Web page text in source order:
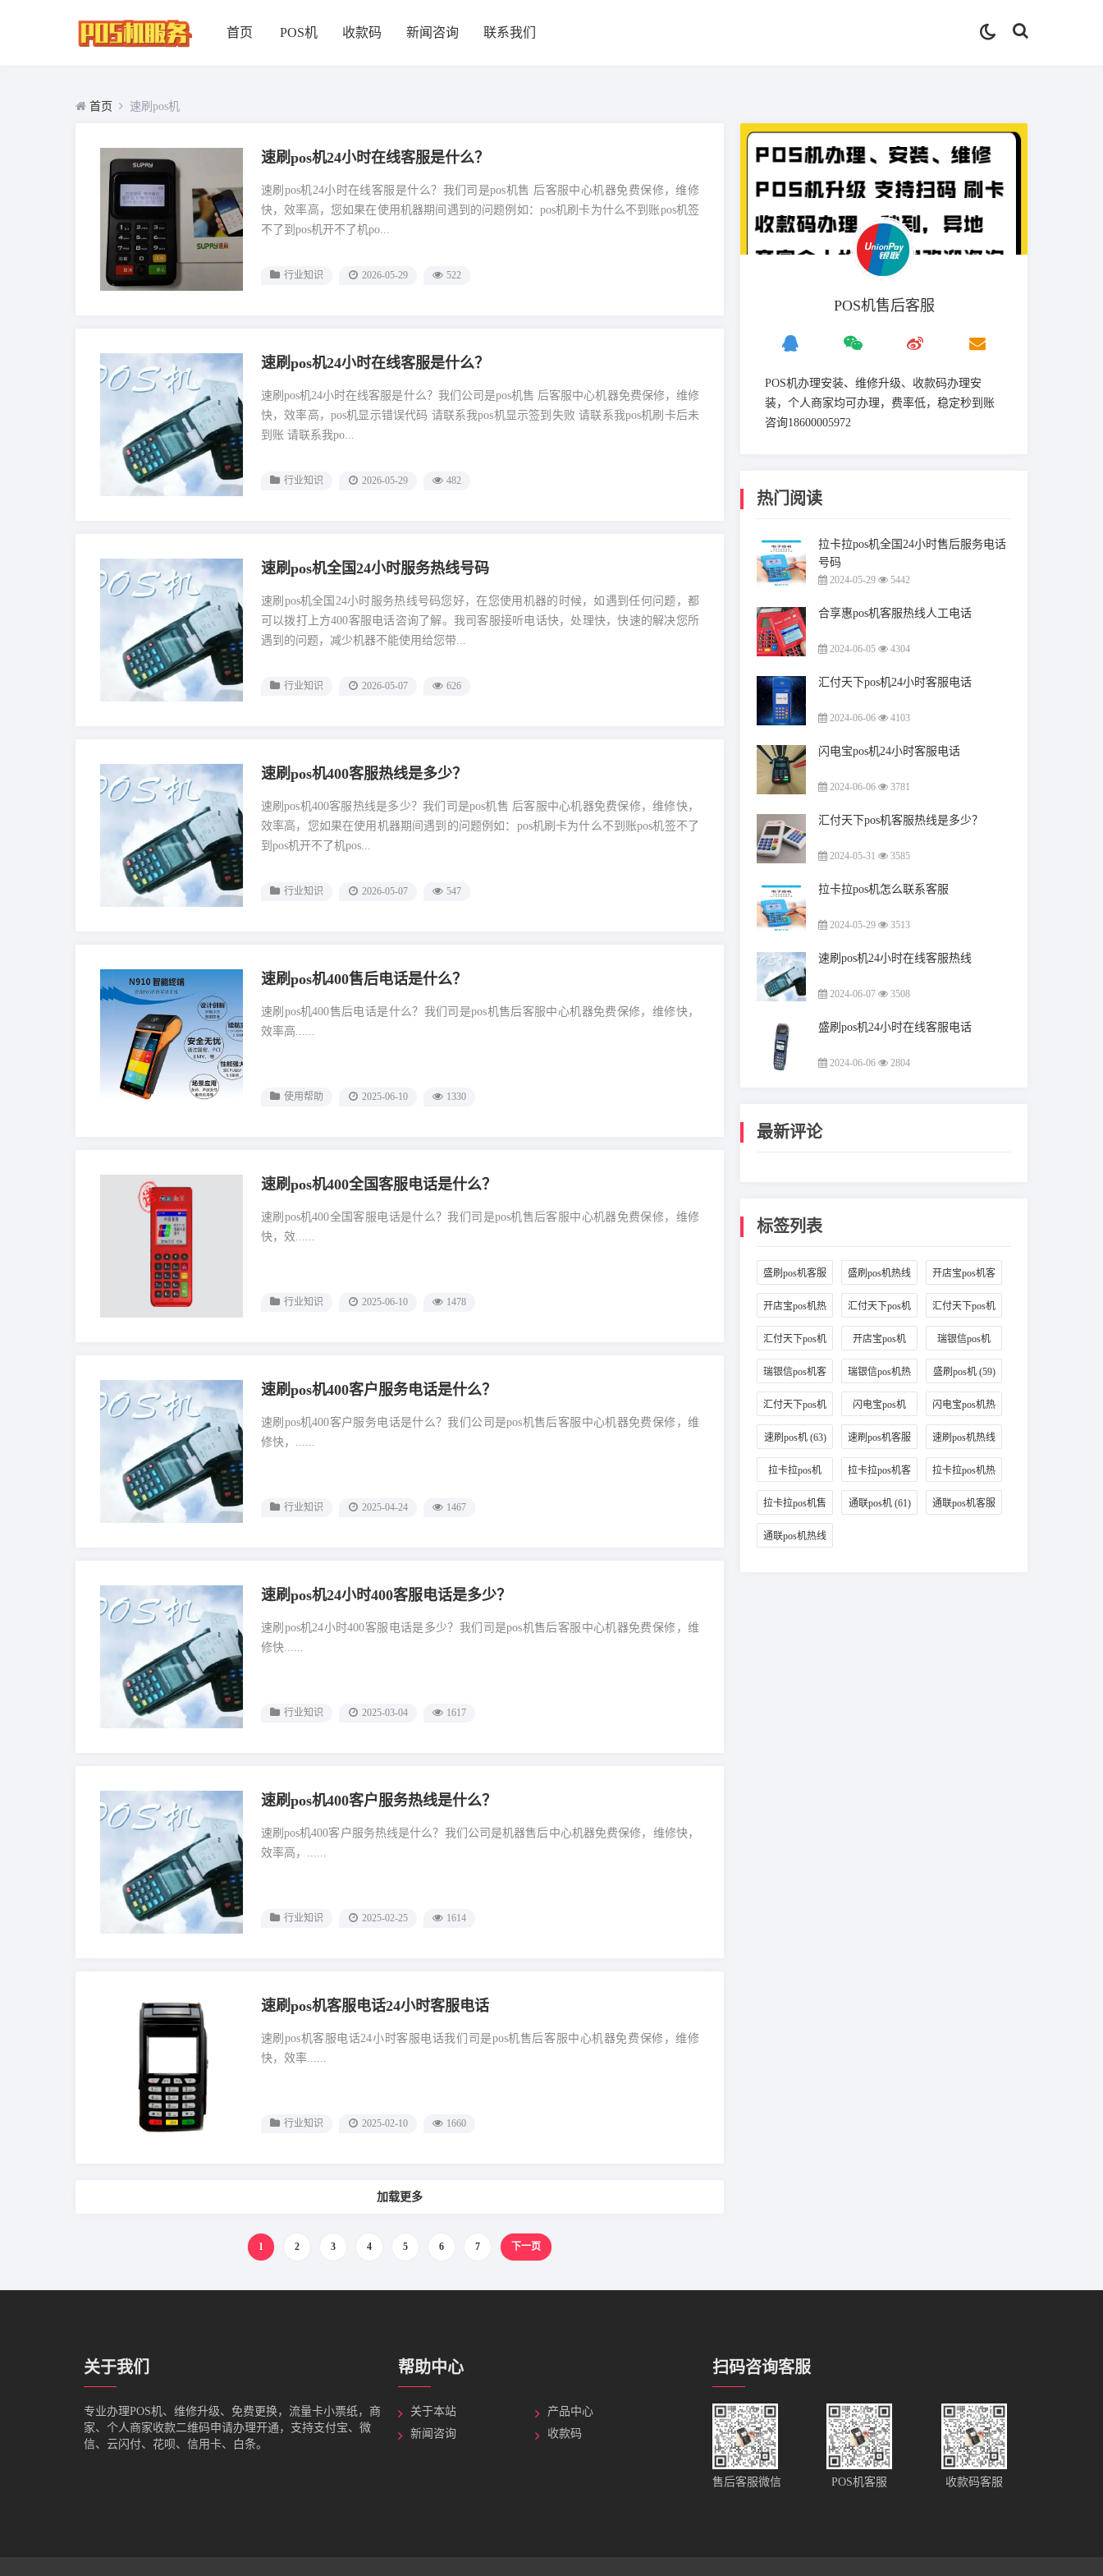
首页 POS机 收款码 新闻咨询 联系我们
首页 速刷pos机
速刷pos机24小时在线客服是什么？
速刷pos机24小时在线客服是什么？我们司是pos机售 后客服中心机器免费保修，维修
快，效率高，您如果在使用机器期间遇到的问题例如：pos机刷卡为什么不到账pos机签
不了到pos机开不了机po...
行业知识 2026-05-29 522
速刷pos机24小时在线客服是什么？
速刷pos机24小时在线客服是什么？我们公司是pos机售 后客服中心机器免费保修，维修
快，效率高，pos机显示错误代码 请联系我pos机显示签到失败 请联系我pos机刷卡后未
到账 请联系我po...
行业知识 2026-05-29 482
速刷pos机全国24小时服务热线号码
速刷pos机全国24小时服务热线号码您好，在您使用机器的时候，如遇到任何问题，都
可以拨打上方400客服电话咨询了解。我司客服接听电话快，处理快，快速的解决您所
遇到的问题，减少机器不能使用给您带...
行业知识 2026-05-07 626
速刷pos机400客服热线是多少？
速刷pos机400客服热线是多少？我们司是pos机售 后客服中心机器免费保修，维修快，
效率高，您如果在使用机器期间遇到的问题例如：pos机刷卡为什么不到账pos机签不了
到pos机开不了机pos...
行业知识 2026-05-07 547
速刷pos机400售后电话是什么？
速刷pos机400售后电话是什么？我们司是pos机售后客服中心机器免费保修，维修快，
效率高......
使用帮助 2025-06-10 1330
速刷pos机400全国客服电话是什么？
速刷pos机400全国客服电话是什么？我们司是pos机售后客服中心机器免费保修，维修
快，效......
行业知识 2025-06-10 1478
速刷pos机400客户服务电话是什么？
速刷pos机400客户服务电话是什么？我们公司是pos机售后客服中心机器免费保修，维
修快，......
行业知识 2025-04-24 1467
速刷pos机24小时400客服电话是多少？
速刷pos机24小时400客服电话是多少？我们司是pos机售后客服中心机器免费保修，维
修快......
行业知识 2025-03-04 1617
速刷pos机400客户服务热线是什么？
速刷pos机400客户服务热线是什么？我们公司是机器售后中心机器免费保修，维修快，
效率高，......
行业知识 2025-02-25 1614
速刷pos机客服电话24小时客服电话
速刷pos机客服电话24小时客服电话我们司是pos机售后客服中心机器免费保修，维修
快，效率......
行业知识 2025-02-10 1660
加载更多
1 2 3 4 5 6 7 下一页
POS机售后客服
POS机办理安装、维修升级、收款码办理安
装，个人商家均可办理，费率低，稳定秒到账
咨询18600005972
热门阅读
拉卡拉pos机全国24小时售后服务电话
号码
2024-05-29 5442
合享惠pos机客服热线人工电话
2024-06-05 4304
汇付天下pos机24小时客服电话
2024-06-06 4103
闪电宝pos机24小时客服电话
2024-06-06 3781
汇付天下pos机客服热线是多少？
2024-05-31 3585
拉卡拉pos机怎么联系客服
2024-05-29 3513
速刷pos机24小时在线客服热线
2024-06-07 3508
盛刷pos机24小时在线客服电话
2024-06-06 2804
最新评论
标签列表
盛刷pos机客服
(48)
盛刷pos机热线 开店宝pos机客
服
开店宝pos机热
线
汇付天下pos机
客服 (41)
汇付天下pos机
售后 (47)
汇付天下pos机
热线 (49)
开店宝pos机
(47)
瑞银信pos机
(46)
瑞银信pos机客
服
瑞银信pos机热
线 (40)
盛刷pos机(59)
汇付天下pos机
(56)
闪电宝pos机
(70)
闪电宝pos机热
线 (63)
速刷pos机(63) 速刷pos机客服
(52)
速刷pos机热线
(59)
拉卡拉pos机
(98)
拉卡拉pos机客
服 (65)
拉卡拉pos机热
线 (87)
拉卡拉pos机售
后 (38)
通联pos机(61) 通联pos机客服
通联pos机热线
关于我们
专业办理POS机、维修升级、免费更换，流量卡小票纸，商
家、个人商家收款二维码申请办理开通，支持支付宝、微
信、云闪付、花呗、信用卡、白条。
帮助中心
关于本站
产品中心
新闻咨询
收款码
扫码咨询客服
售后客服微信 POS机客服 收款码客服